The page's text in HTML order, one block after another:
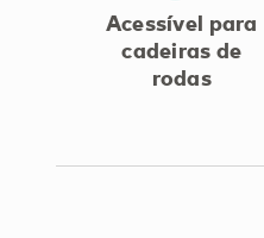
Acessível para
cadeiras de
rodas